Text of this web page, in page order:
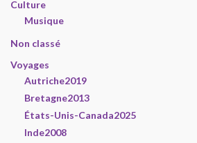
Culture
Musique
Non classé
Voyages
Autriche2019
Bretagne2013
États-Unis-Canada2025
Inde2008